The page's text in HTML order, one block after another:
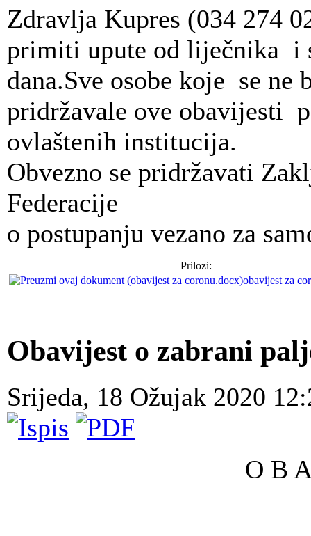
Zdravlja Kupres (034 274
primiti upute od liječnika i
dana.Sve osobe koje se ne
pridržavale ove obavijesti
ovlaštenih institucija.
Obvezno se pridržavati
Federacije
o postupanju vezano za
Prilozi:
obavijest za
Obavijest o zabrani
Srijeda, 18 Ožujak 2020
O B